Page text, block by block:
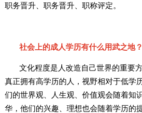
职务晋升、职务晋升、职称评定。
社会上的成人学历有什么用武之地？
文化程度是人改造自己世界的重要
真正拥有高学历的人，视野相对于低学
们的世界观、人生观、价值观会随着知
华，他们的兴趣、理想也会随着学历的